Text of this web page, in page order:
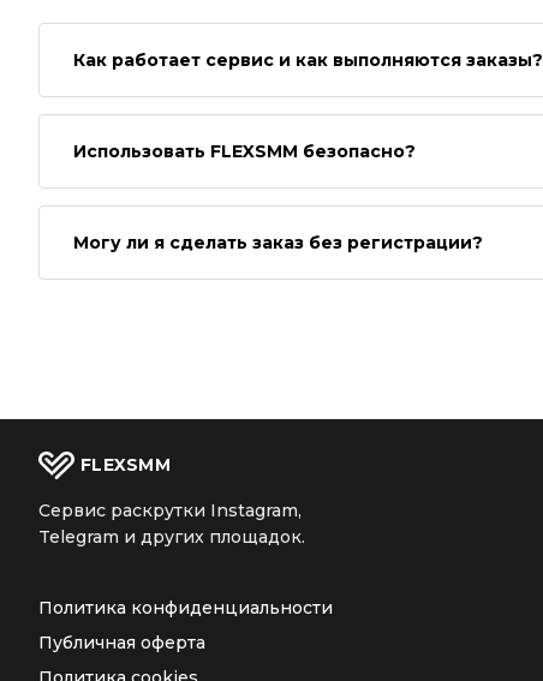
Как работает сервис и как выполняются заказы?
Использовать FLEXSMM безопасно?
Могу ли я сделать заказ без регистрации?
FLEXSMM
Сервис раскрутки Instagram,
Telegram и других площадок.
Политика конфиденциальности
Публичная оферта